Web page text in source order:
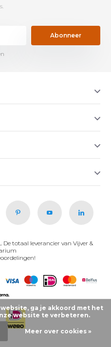
Abonneer
totaal leverancier van Vijver &
ga je akkoord met het
website te verbeteren.
Meer over cookies »